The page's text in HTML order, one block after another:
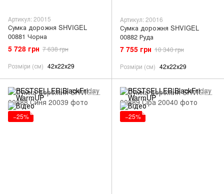
Артикул: 20015
Сумка дорожня SHVIGEL
00881 Чорна
5 728 грн 7 638 грн
Розміри (см) 42х22х29
Артикул: 20016
Сумка дорожня SHVIGEL
00882 Руда
7 755 грн 10 340 грн
Розміри (см) 42х22х29
−25% −25%